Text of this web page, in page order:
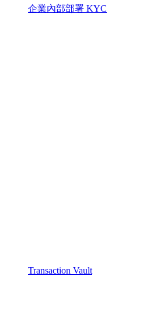
企業內部部署 KYC
Transaction Vault